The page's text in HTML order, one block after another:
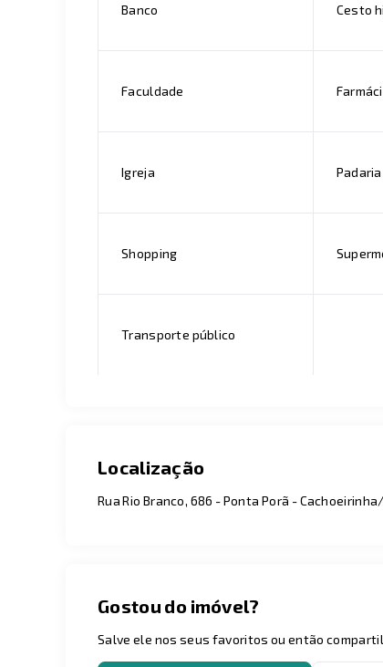
Banco Cesto
Faculdade
Igreja Padaria
Shopping
Transporte público
Localização
Rua Rio Branco, 686 - Ponta Porã -
Gostou do imóvel?
Salve ele nos seus favoritos ou então